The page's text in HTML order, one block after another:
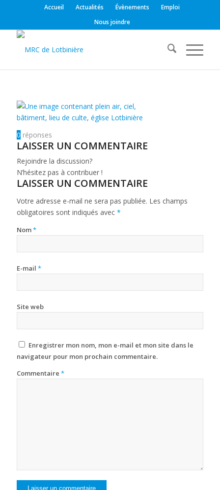
Accueil Actualités Évènements
Emploi
Nous joindre
0 réponses
LAISSER UN COMMENTAIRE
Rejoindre la discussion?
N’hésitez pas à contribuer !
LAISSER UN COMMENTAIRE
Votre adresse e-mail ne sera pas publiée. Les champs
obligatoires sont indiqués avec *
Nom*
E-mail *
Site web
Enregistrer mon nom, mon e-mail et mon site dans le
navigateur pour mon prochain commentaire.
Commentaire *